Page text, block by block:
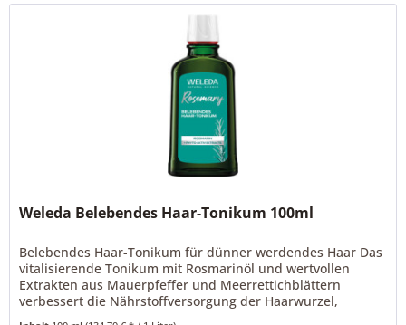
Weleda Belebendes Haar-Tonikum 100ml
Belebendes Haar-Tonikum für dünner werdendes Haar Das
vitalisierende Tonikum mit Rosmarinöl und wertvollen
Extrakten aus Mauerpfeffer und Meerrettichblättern
verbessert die Nährstoffversorgung der Haarwurzel,